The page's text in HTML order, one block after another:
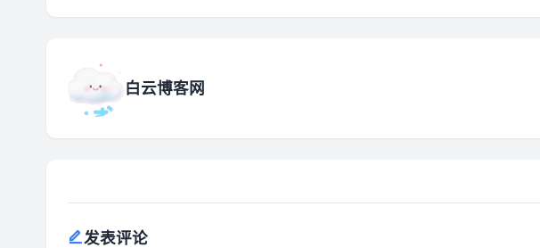
白云博客网
发表评论